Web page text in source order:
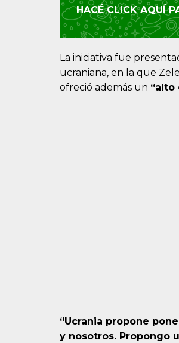
HACÉ CLICK AQUÍ
La iniciativa fue
ucraniana, en la que
ofreció además un “alto
“Ucrania propone
y nosotros. Propongo